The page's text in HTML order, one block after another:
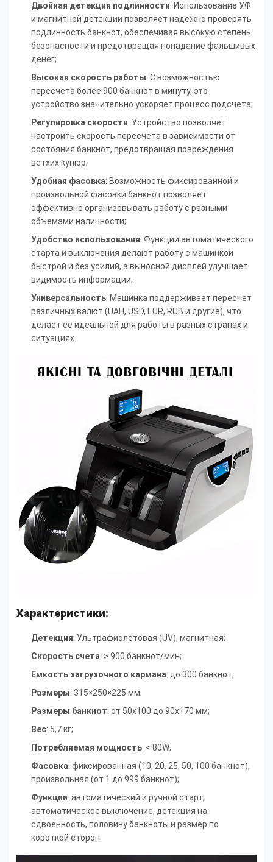
Двойная детекция подлинности: Использование УФ
и магнитной детекции позволяет надежно проверять
подлинность банкнот, обеспечивая высокую степень
безопасности и предотвращая попадание фальшивых
денег;
Высокая скорость работы: С возможностью
пересчета более 900 банкнот в минуту, это
устройство значительно ускоряет процесс подсчета;
Регулировка скорости: Устройство позволяет
настроить скорость пересчета в зависимости от
состояния банкнот, предотвращая повреждения
ветхих купюр;
Удобная фасовка: Возможность фиксированной и
произвольной фасовки банкнот позволяет
эффективно организовывать работу с разными
объемами наличности;
Удобство использования: Функции автоматического
старта и выключения делают работу с машинкой
быстрой и без усилий, а выносной дисплей улучшает
видимость информации;
Универсальность: Машинка поддерживает пересчет
различных валют (UAH, USD, EUR, RUB и другие), что
делает её идеальной для работы в разных странах и
ситуациях.
Характеристики:
Детекция: Ультрафиолетовая (UV), магнитная;
Скорость счета: > 900 банкнот/мин;
Емкость загрузочного кармана: до 300 банкнот;
Размеры: 315×250×225 мм;
Размеры банкнот: от 50x100 до 90x170 мм;
Вес: 5,7 кг;
Потребляемая мощность: < 80W;
Фасовка: фиксированная (10, 20, 25, 50, 100 банкнот),
произвольная (от 1 до 999 банкнот);
Функции: автоматический и ручной старт,
автоматическое выключение, детекция на
сдвоенность, половину банкноты и размер по
короткой сторон.